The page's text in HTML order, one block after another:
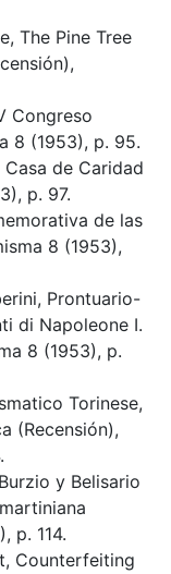
The Pine Tree
Congreso
8 (1953), p. 95.
de Caridad
p. 97.
de las
8 (1953),
Prontuario-
di Napoleone I.
8 (1953), p.
Torinese,
(Recensión),
y Belisario
p. 114.
Counterfeiting